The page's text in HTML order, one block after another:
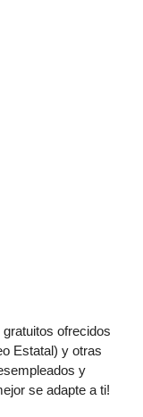
ofrecidos
Estatal) y otras
y
se adapte a ti!